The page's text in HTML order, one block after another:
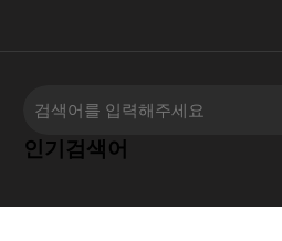
인기검색어